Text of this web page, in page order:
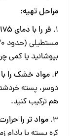
مراحل تهیه:
1. فر را با دمای 175 درجه سانتی‌گراد گرم کنید:
بپوشانید یا کمی
2. مواد خشک را
دوسر، پسته
هم ترکیب کنید.
3. مواد تر را
کره پسته یا بادام